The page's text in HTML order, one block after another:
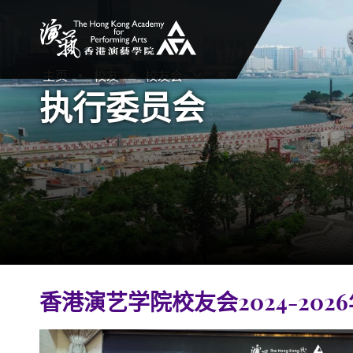
主页 校友 校友会 打开子菜单
关闭子菜单
执行委员会
香港演艺学院校友会2024-